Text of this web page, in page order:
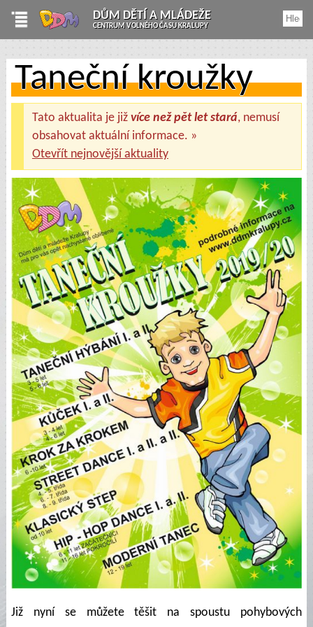
DŮM DĚTÍ A MLÁDEŽE
CENTRUM VOLNÉHO ČASU KRALUPY
Taneční kroužky
Tato aktualita je již více než pět let stará, nemusí
obsahovat aktuální informace. »
Otevřít nejnovější aktuality
Již nyní se můžete těšit na spoustu pohybových